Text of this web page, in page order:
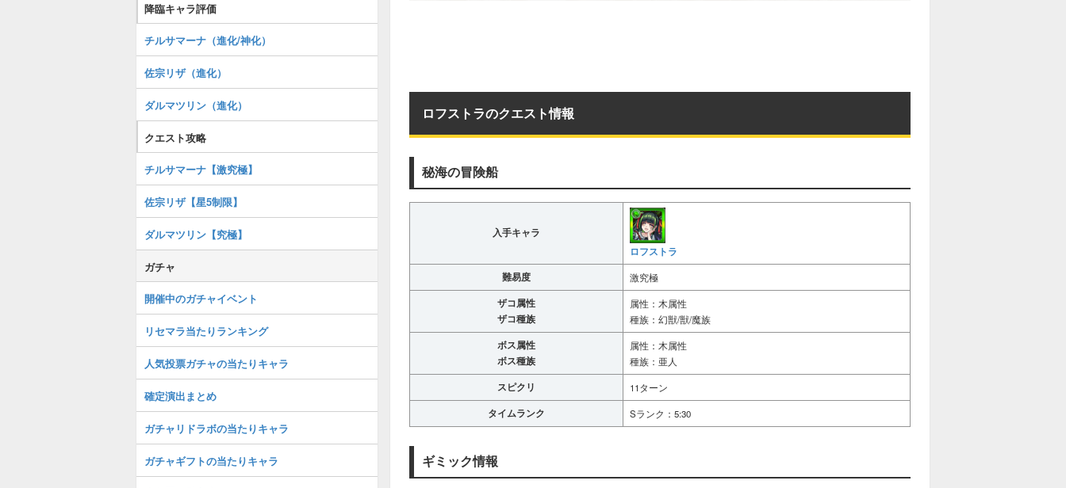
ロフストラのクエスト情報
秘海の冒険船
入手キャラ
ロフストラ
難易度 激究極
ザコ属性
ザコ種族
属性：木属性
種族：幻獣/獣/魔族
ボス属性
ボス種族
属性：木属性
種族：亜人
スピクリ 11ターン
タイムランク Sランク：5:30
ギミック情報
降臨キャラ評価
チルサマーナ（進化/神化）
佐宗リザ（進化）
ダルマツリン（進化）
クエスト攻略
チルサマーナ【激究極】
佐宗リザ【星5制限】
ダルマツリン【究極】
ガチャ
開催中のガチャイベント
リセマラ当たりランキング
人気投票ガチャの当たりキャラ
確定演出まとめ
ガチャリドラボの当たりキャラ
ガチャギフトの当たりキャラ